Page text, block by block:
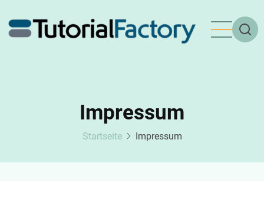
zum
Inhalt
Impressum
Startseite Impressum